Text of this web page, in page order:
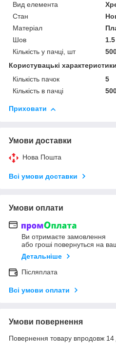
Вид елемента
Стан
Матеріал
Шов
Кількість у пачці, шт
Користувацькі характеристики
Кількість пачок
5
Кількість в пачці
Приховати
Умови доставки
Нова Пошта
Всі умови доставки
Умови оплати
Ви отримаєте замовлення
або гроші повернуться на
Детальніше
Післяплата
Всі умови оплати
Умови повернення
Повернення товару впродовж 14